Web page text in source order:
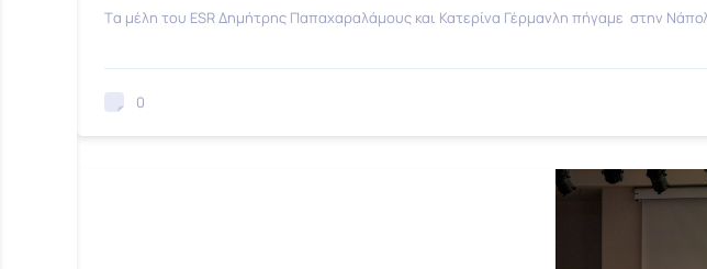
Tα μέλη του ESR Δημήτρης Παπαχαραλάμους και Κατερίνα Γέρμανλη πήγαμε στην
0